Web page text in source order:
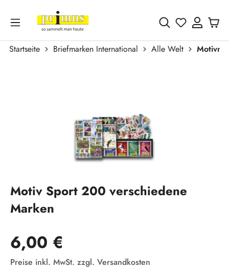
Zum Hauptinhalt springen
Du hast 0
Startseite Briefmarken International Alle Welt
Motiv Sport 200 verschiedene
Marken
Regulärer Preis:
6,00 €
Preise inkl. MwSt. zzgl. Versandkosten